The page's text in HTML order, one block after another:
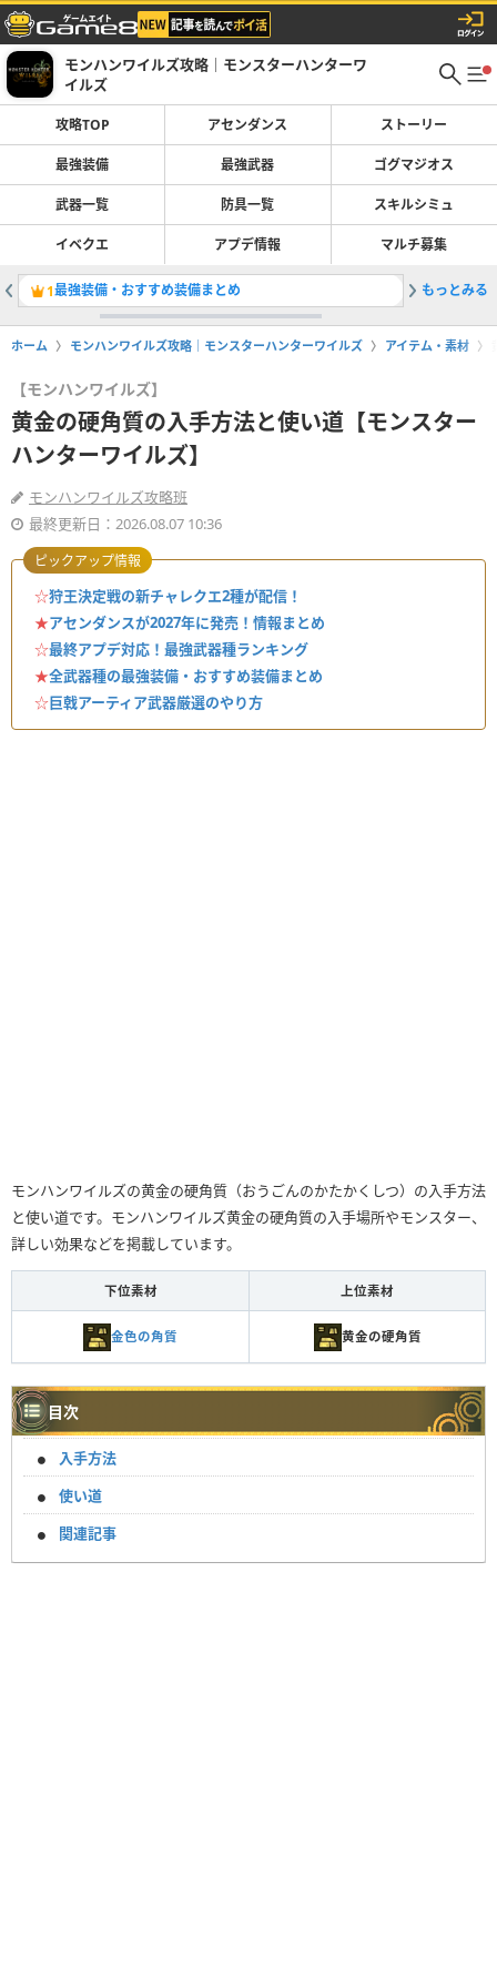
モンハンワイルズ攻略｜モンスターハンターワ
イルズ
攻略TOP アセンダンス ストーリー
最強装備 最強武器 ゴグマジオス
武器一覧 防具一覧 スキルシミュ
イベクエ アプデ情報 マルチ募集
1最強装備・おすすめ装備まとめ 2太刀の
もっとみる
ホーム モンハンワイルズ攻略｜モンスターハンターワイルズ アイテム・素材
【モンハンワイルズ】
黄金の硬角質の入手方法と使い道【モンスター
ハンターワイルズ】
モンハンワイルズ攻略班
最終更新日：2026.08.07 10:36
☆狩王決定戦の新チャレクエ2種が配信！
★アセンダンスが2027年に発売！情報まとめ
☆最終アプデ対応！最強武器種ランキング
★全武器種の最強装備・おすすめ装備まとめ
☆巨戟アーティア武器厳選のやり方
ピックアップ情報
モンハンワイルズの黄金の硬角質（おうごんのかたかくしつ）の入手方法
と使い道です。モンハンワイルズ黄金の硬角質の入手場所やモンスター、
詳しい効果などを掲載しています。
下位素材 上位素材
金色の角質 黄金の硬角質
目次
入手方法
使い道
関連記事